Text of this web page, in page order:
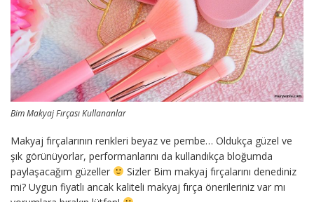
Bim Makyaj Fırçası Kullananlar
Makyaj fırçalarının renkleri beyaz ve pembe… Oldukça güzel ve
şık görünüyorlar, performanlarını da kullandıkça bloğumda
paylaşacağım güzeller
Sizler Bim makyaj fırçalarını denediniz
mi? Uygun fiyatlı ancak kaliteli makyaj fırça önerileriniz var mı